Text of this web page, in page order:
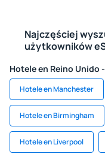
Najczęściej
użytkowników
Hotele en Reino Unido
Hotele en Manchester
Hotele en Birmingham
Hotele en Liverpool